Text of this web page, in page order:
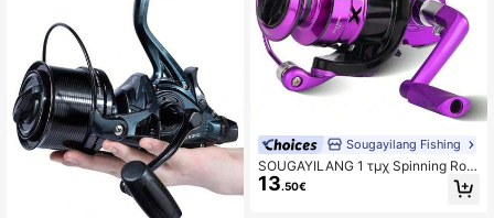
Sougayilang Fishing
SOUGAYILANG 1 τμχ Spinning Roel
Fishing Bool Αλουμινίου 1000-700
0 Series 5,2:1 Αναλογία μετάδοσης
13.50€